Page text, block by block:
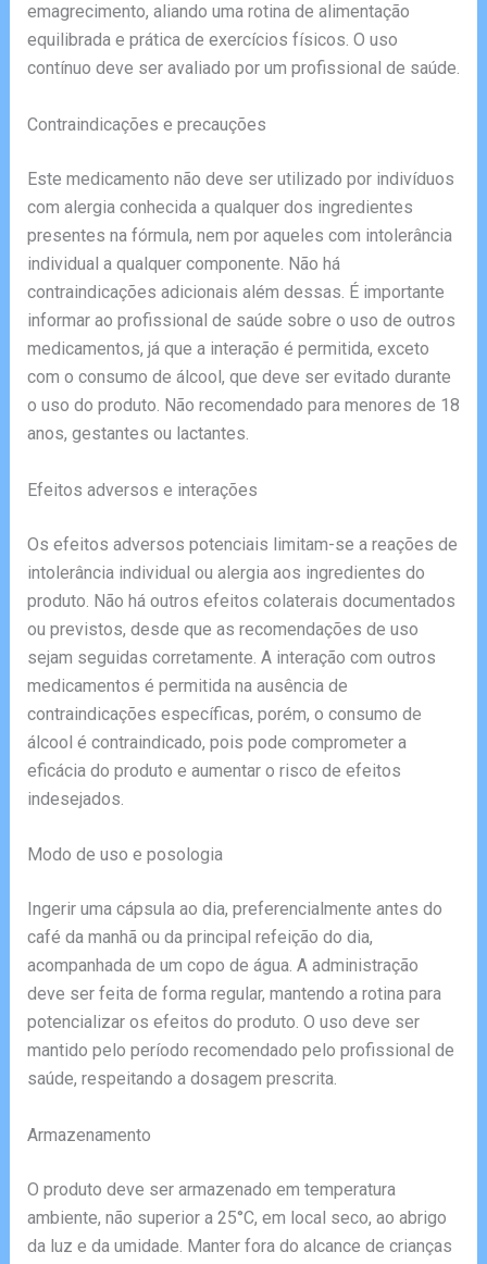
emagrecimento, aliando uma rotina de alimentação
equilibrada e prática de exercícios físicos. O uso
contínuo deve ser avaliado por um profissional de saúde.
Contraindicações e precauções
Este medicamento não deve ser utilizado por indivíduos
com alergia conhecida a qualquer dos ingredientes
presentes na fórmula, nem por aqueles com intolerância
individual a qualquer componente. Não há
contraindicações adicionais além dessas. É importante
informar ao profissional de saúde sobre o uso de outros
medicamentos, já que a interação é permitida, exceto
com o consumo de álcool, que deve ser evitado durante
o uso do produto. Não recomendado para menores de 18
anos, gestantes ou lactantes.
Efeitos adversos e interações
Os efeitos adversos potenciais limitam-se a reações de
intolerância individual ou alergia aos ingredientes do
produto. Não há outros efeitos colaterais documentados
ou previstos, desde que as recomendações de uso
sejam seguidas corretamente. A interação com outros
medicamentos é permitida na ausência de
contraindicações específicas, porém, o consumo de
álcool é contraindicado, pois pode comprometer a
eficácia do produto e aumentar o risco de efeitos
indesejados.
Modo de uso e posologia
Ingerir uma cápsula ao dia, preferencialmente antes do
café da manhã ou da principal refeição do dia,
acompanhada de um copo de água. A administração
deve ser feita de forma regular, mantendo a rotina para
potencializar os efeitos do produto. O uso deve ser
mantido pelo período recomendado pelo profissional de
saúde, respeitando a dosagem prescrita.
Armazenamento
O produto deve ser armazenado em temperatura
ambiente, não superior a 25°C, em local seco, ao abrigo
da luz e da umidade. Manter fora do alcance de crianças